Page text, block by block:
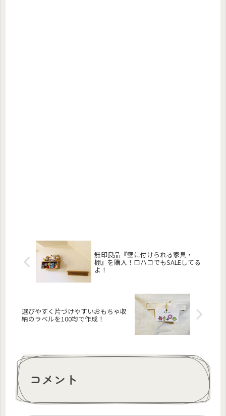
無印良品『壁に付けられる家具・
棚』を購入！ロハコでもSALEしてる
よ！
選びやすく片づけやすいおもちゃ収
納のラベルを100均で作成！
コメント